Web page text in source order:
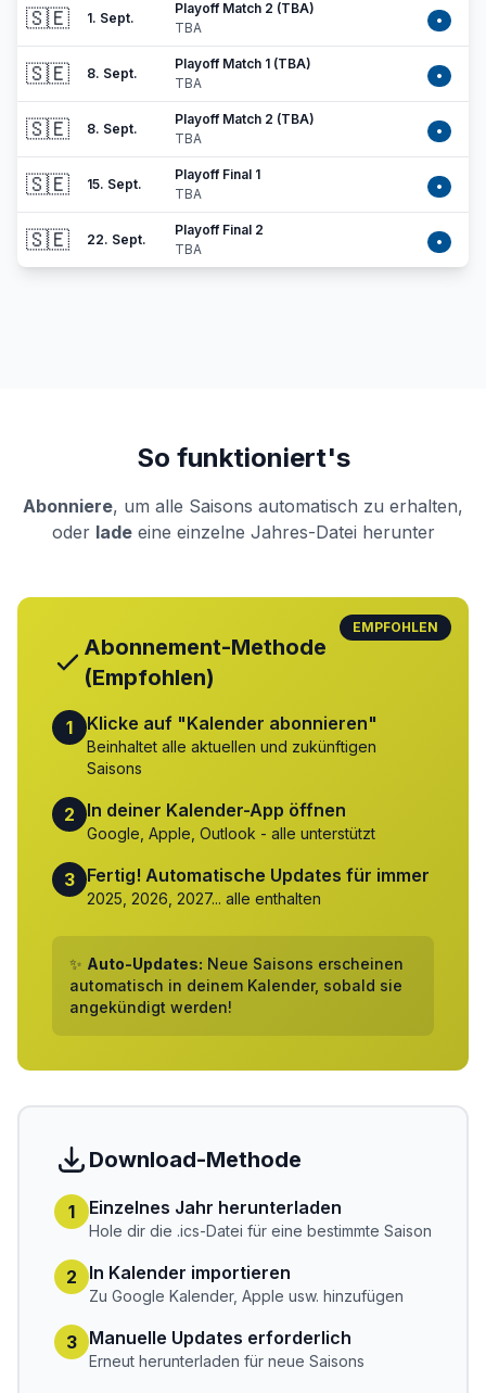
🇸🇪 1. Sept.
Playoff Match 2 (TBA)
TBA
•
🇸🇪 8. Sept.
Playoff Match 1 (TBA)
TBA
•
🇸🇪 8. Sept.
Playoff Match 2 (TBA)
TBA
•
🇸🇪 15. Sept.
Playoff Final 1
TBA
•
🇸🇪 22. Sept.
Playoff Final 2
TBA
•
So funktioniert's
Abonniere, um alle Saisons automatisch zu erhalten,
oder ladeeine einzelne Jahres-Datei herunter
EMPFOHLEN
Abonnement-Methode
(Empfohlen)
1 Klicke auf "Kalender abonnieren"
Beinhaltet alle aktuellen und zukünftigen
Saisons
2 In deiner Kalender-App öffnen
Google, Apple, Outlook - alle unterstützt
3 Fertig! Automatische Updates für immer
2025, 2026, 2027... alle enthalten
✨ Auto-Updates: Neue Saisons erscheinen
automatisch in deinem Kalender, sobald sie
angekündigt werden!
Download-Methode
1 Einzelnes Jahr herunterladen
Hole dir die .ics-Datei für eine bestimmte Saison
2 In Kalender importieren
Zu Google Kalender, Apple usw. hinzufügen
3 Manuelle Updates erforderlich
Erneut herunterladen für neue Saisons